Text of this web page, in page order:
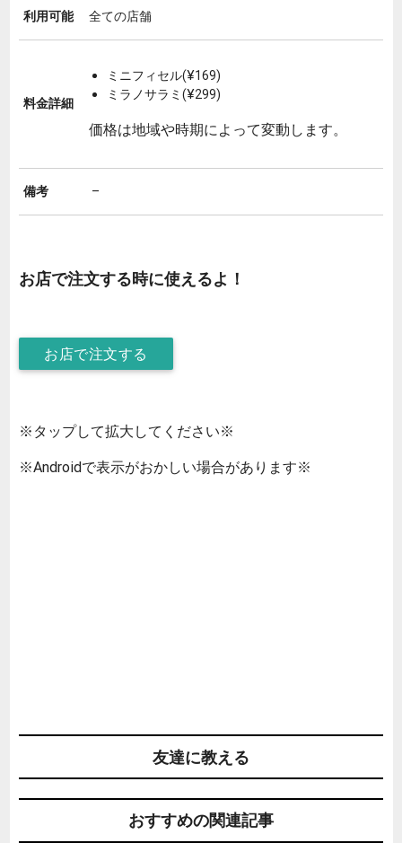
利用可能 全ての店舗
料金詳細
ミニフィセル(¥169)
ミラノサラミ(¥299)
価格は地域や時期によって変動します。
備考 –
お店で注文する時に使えるよ！
お店で注文する
※タップして拡大してください※
※Androidで表示がおかしい場合があります※
友達に教える
おすすめの関連記事